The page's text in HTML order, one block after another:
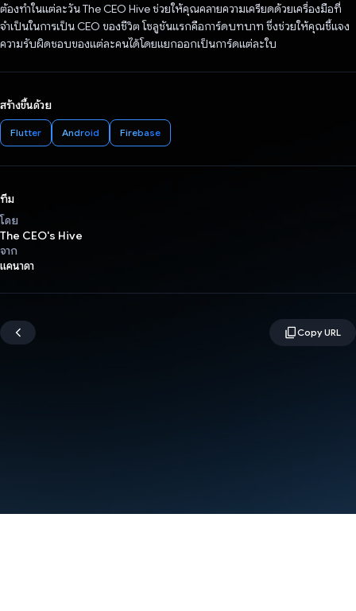
ต้องทําในแต่ละวัน The CEO Hive ช่วยให้คุณคลายความเครียดด้วยเครื่องมือที่
จำเป็นในการเป็น CEO ของชีวิต โซลูชันแรกคือการ์ดบทบาท ซึ่งช่วยให้คุณชี้แจง
ความรับผิดชอบของแต่ละคนได้โดยแยกออกเป็นการ์ดแต่ละใบ
สร้างขึ้นด้วย
Flutter Android Firebase
ทีม
โดย
The CEO's Hive
จาก
แคนาดา